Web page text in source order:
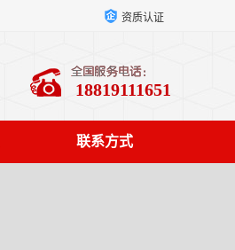
资质认证
18819111651
联系方式